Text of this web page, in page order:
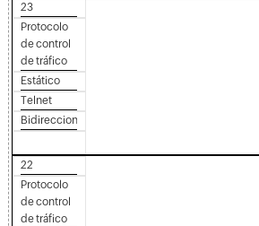
23
Protocolo
de control
de tráfico
Estático
Telnet
Bidireccional
22
Protocolo
de control
de tráfico